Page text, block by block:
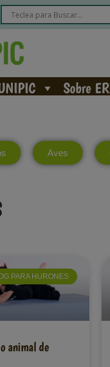
Sobre
Aves
PARA HURONES
animal de